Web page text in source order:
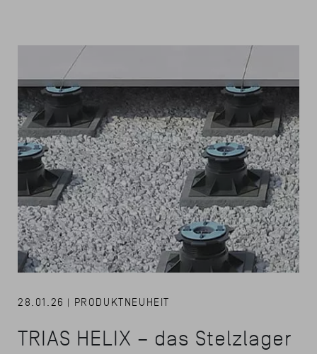
28.01.26 | PRODUKTNEUHEIT
TRIAS HELIX – das Stelzlager